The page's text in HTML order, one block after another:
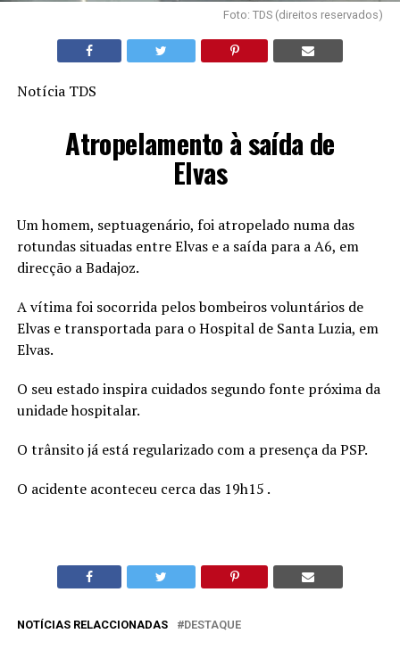
Foto: TDS (direitos reservados)
Notícia TDS
Atropelamento à saída de
Elvas
Um homem, septuagenário, foi atropelado numa das
rotundas situadas entre Elvas e a saída para a A6, em
direcção a Badajoz.
A vítima foi socorrida pelos bombeiros voluntários de
Elvas e transportada para o Hospital de Santa Luzia, em
Elvas.
O seu estado inspira cuidados segundo fonte próxima da
unidade hospitalar.
O trânsito já está regularizado com a presença da PSP.
O acidente aconteceu cerca das 19h15 .
NOTÍCIAS RELACCIONADAS DESTAQUE